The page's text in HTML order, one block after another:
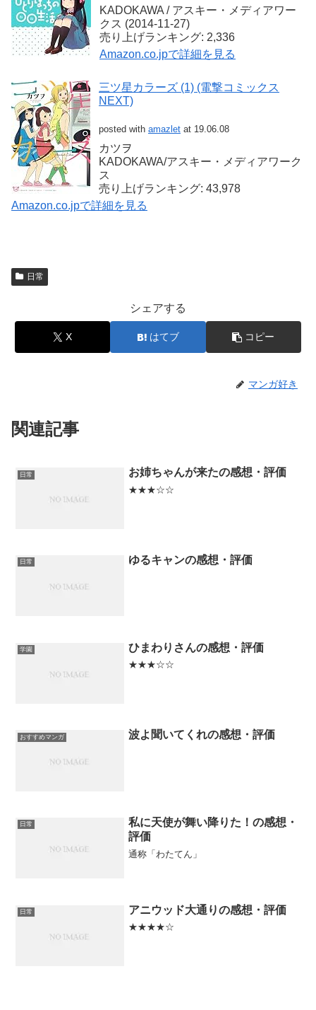
KADOKAWA / アスキー・メディアワー
クス (2014-11-27)
売り上げランキング: 2,336
Amazon.co.jpで詳細を見る
三ツ星カラーズ (1) (電撃コミックス
NEXT)
posted with amazlet at 19.06.08
カツヲ
KADOKAWA/アスキー・メディアワーク
ス
売り上げランキング: 43,978
Amazon.co.jpで詳細を見る
日常
シェアする
X はてブ コピー
マンガ好き
関連記事
日常 お姉ちゃんが来たの感想・評価
★★★☆☆
日常 ゆるキャンの感想・評価
学園 ひまわりさんの感想・評価
★★★☆☆
おすすめマンガ 波よ聞いてくれの感想・評価
日常
私に天使が舞い降りた！の感想・
評価
通称「わたてん」
日常 アニウッド大通りの感想・評価
★★★★☆